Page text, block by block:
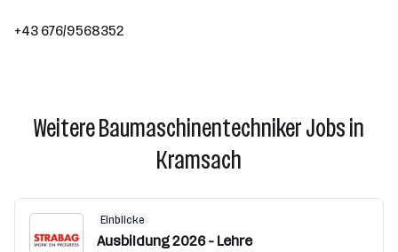
+43 676/9568352
Weitere Baumaschinentechniker Jobs in
Kramsach
Einblicke
Ausbildung 2026 - Lehre